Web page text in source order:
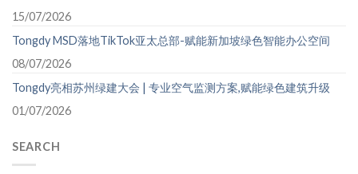
15/07/2026
Tongdy MSD落地TikTok亚太总部-赋能新加坡绿色智能办公空间
08/07/2026
Tongdy亮相苏州绿建大会 | 专业空气监测方案,赋能绿色建筑升级
01/07/2026
SEARCH